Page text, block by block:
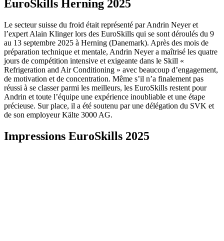
EuroSkills Herning 2025
Le secteur suisse du froid était représenté par Andrin Neyer et
l’expert Alain Klinger lors des EuroSkills qui se sont déroulés du 9
au 13 septembre 2025 à Herning (Danemark). Après des mois de
préparation technique et mentale, Andrin Neyer a maîtrisé les quatre
jours de compétition intensive et exigeante dans le Skill «
Refrigeration and Air Conditioning » avec beaucoup d’engagement,
de motivation et de concentration. Même s’il n’a finalement pas
réussi à se classer parmi les meilleurs, les EuroSkills restent pour
Andrin et toute l’équipe une expérience inoubliable et une étape
précieuse. Sur place, il a été soutenu par une délégation du SVK et
de son employeur Kälte 3000 AG.
Impressions EuroSkills 2025